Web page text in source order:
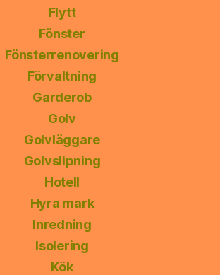
Flytt
Fönster
Fönsterrenovering
Förvaltning
Garderob
Golv
Golvläggare
Golvslipning
Hotell
Hyra mark
Inredning
Isolering
Kök